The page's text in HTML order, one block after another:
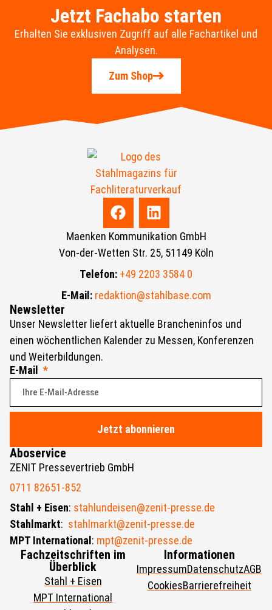
Jetzt Fachabo starten
Erhalten Sie exklusiven Zugriff auf alle Fachartikel und
Analysen.
Zum Shop
Newsletter
Unser Newsletter liefert aktuelle Brancheninfos und
einen wöchentlichen Kalender zu Messen, Konferenzen
und Weiterbildungen.
E-Mail
Jetzt abonnieren
Aboservice
ZENIT Pressevertrieb GmbH
0711 82651-852
Stahl + Eisen: stahlundeisen@zenit-presse.de
Stahlmarkt: stahlmarkt@zenit-presse.de
MPT International: mpt@zenit-presse.de
Maenken Kommunikation GmbH
Von-der-Wetten Str. 25, 51149 Köln
Telefon: +49 2203 3584 0
E-Mail: redaktion@stahlbase.com
Fachzeitschriften im
Überblick
Stahl + Eisen
MPT International
Informationen
ImpressumDatenschutzAGB
CookiesBarrierefreiheit